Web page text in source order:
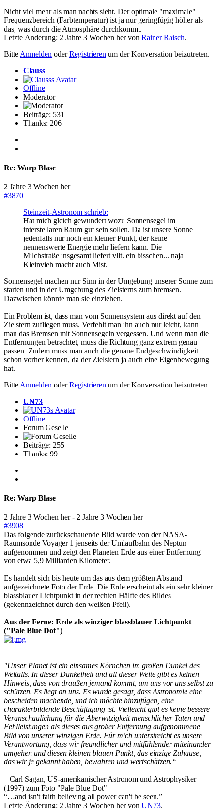
Nicht viel mehr als man nachts sieht. Der optimale "maximale"
Frequenzbereich (Farbtemperatur) ist ja nur geringfügig höher als
das, was durch die Atmosphäre durchkommt.
Letzte Änderung: 2 Jahre 3 Wochen her von Rainer Raisch.
Bitte Anmelden oderRegistrieren um der Konversation beizutreten.
Clauss
Offline
Moderator
Beiträge: 531
Thanks: 206
Re: Warp Blase
2 Jahre 3 Wochen her
#3870
Steinzeit-Astronom schrieb:
Hat mich gleich gewundert wozu Sonnensegel im
interstellaren Raum gut sein sollen. Da ist unsere Sonne
jedenfalls nur noch ein kleiner Punkt, der keine
nennenswerte Energie mehr liefern kann. Die
Milchstraße insgesamt liefert vllt. ein bisschen... naja
Kleinvieh macht auch Mist.
Sonnensegel machen nur Sinn in der Umgebung unserer Sonne zum
starten und in der Umgebung des Zielsterns zum bremsen.
Dazwischen könnte man sie einziehen.
Ein Problem ist, dass man vom Sonnensystem aus direkt auf den
Zielstern zufliegen muss. Verfehlt man ihn auch nur leicht, kann
man das Bremsen mit Sonnensegeln vergessen. Und wenn man die
Entfernungen betrachtet, muss die Richtung ganz extrem genau
passen. Zudem muss man auch die genaue Endgeschwindigkeit
schon vorher kennen, da der Zielstern ja auch eine Eigenbewegung
hat.
Bitte Anmelden oderRegistrieren um der Konversation beizutreten.
UN73
Offline
Forum Geselle
Beiträge: 255
Thanks: 99
Re: Warp Blase
2 Jahre 3 Wochen her- 2 Jahre 3 Wochen her
#3908
Das folgende zurückschauende Bild wurde von der NASA-
Raumsonde Voyager 1 jenseits der Umlaufbahn des Neptun
aufgenommen und zeigt den Planeten Erde aus einer Entfernung
von etwa 5,9 Milliarden Kilometer.
Es handelt sich bis heute um das aus dem größten Abstand
aufgezeichnete Foto der Erde. Die Erde erscheint als ein sehr kleiner
blassblauer Lichtpunkt in der rechten Hälfte des Bildes
(gekennzeichnet durch den weißen Pfeil).
Aus der Ferne: Erde als winziger blassblauer Lichtpunkt
("Pale Blue Dot")
"Unser Planet ist ein einsames Körnchen im großen Dunkel des
Weltalls. In dieser Dunkelheit und all dieser Weite gibt es keinen
Hinweis, dass von draußen jemand kommt, um uns vor uns selbst zu
schützen. Es liegt an uns. Es wurde gesagt, dass Astronomie eine
bescheiden machende, und ich möchte hinzufügen, eine
charakterbildende Beschäftigung ist. Vielleicht gibt es keine bessere
Veranschaulichung für die Aberwitzigkeit menschlicher Taten und
Fehlleistungen als dieses aus großer Entfernung aufgenommene
Bild von unserer winzigen Erde. Für mich unterstreicht es unsere
Verantwortung, dass wir freundlicher und mitfühlender miteinander
umgehen und diesen kleinen blauen Punkt, das einzige Zuhause,
das wir je gekannt haben, bewahren und wertschätzen.“
– Carl Sagan, US-amerikanischer Astronom und Astrophysiker
(1997) zum Foto "Pale Blue Dot".
“…and isn't faith believing all power can't be seen.”
Letzte Änderung: 2 Jahre 3 Wochen her von UN73.